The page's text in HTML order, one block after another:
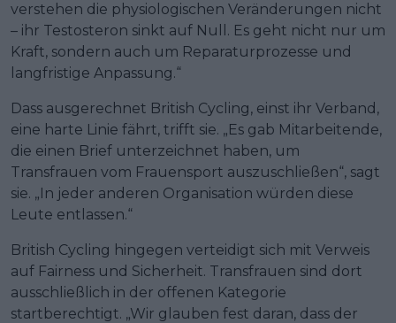
verstehen die physiologischen Veränderungen nicht
– ihr Testosteron sinkt auf Null. Es geht nicht nur um
Kraft, sondern auch um Reparaturprozesse und
langfristige Anpassung.“
Dass ausgerechnet British Cycling, einst ihr Verband,
eine harte Linie fährt, trifft sie. „Es gab Mitarbeitende,
die einen Brief unterzeichnet haben, um
Transfrauen vom Frauensport auszuschließen“, sagt
sie. „In jeder anderen Organisation würden diese
Leute entlassen.“
British Cycling hingegen verteidigt sich mit Verweis
auf Fairness und Sicherheit. Transfrauen sind dort
ausschließlich in der offenen Kategorie
startberechtigt. „Wir glauben fest daran, dass der